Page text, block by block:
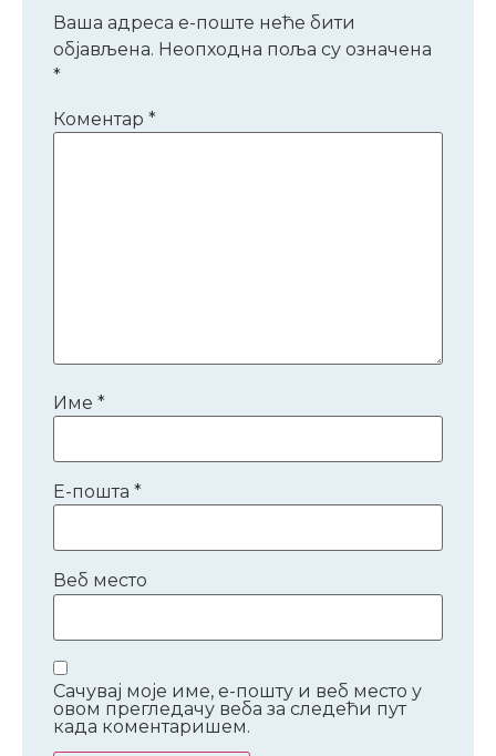
Ваша адреса е-поште неће бити
објављена. Неопходна поља су означена
*
Коментар *
Име *
Е-пошта *
Веб место
Сачувај моје име, е-пошту и веб место у
овом прегледачу веба за следећи пут
када коментаришем.